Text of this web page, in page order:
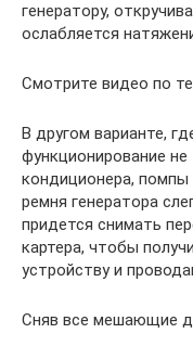
генератору,
ослабляется
Смотрите видео по
В другом варианте,
функционирование не
кондиционера, помпы
ремня генератора
придется снимать
картера, чтобы
устройству и
Сняв все мешающие